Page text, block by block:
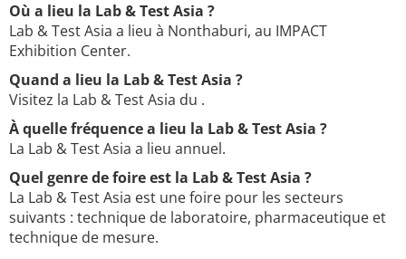
Où a lieu la Lab & Test Asia ?
Lab & Test Asia a lieu à Nonthaburi, au IMPACT
Exhibition Center.
Quand a lieu la Lab & Test Asia ?
Visitez la Lab & Test Asia du .
À quelle fréquence a lieu la Lab & Test Asia ?
La Lab & Test Asia a lieu annuel.
Quel genre de foire est la Lab & Test Asia ?
La Lab & Test Asia est une foire pour les secteurs
suivants : technique de laboratoire, pharmaceutique et
technique de mesure.